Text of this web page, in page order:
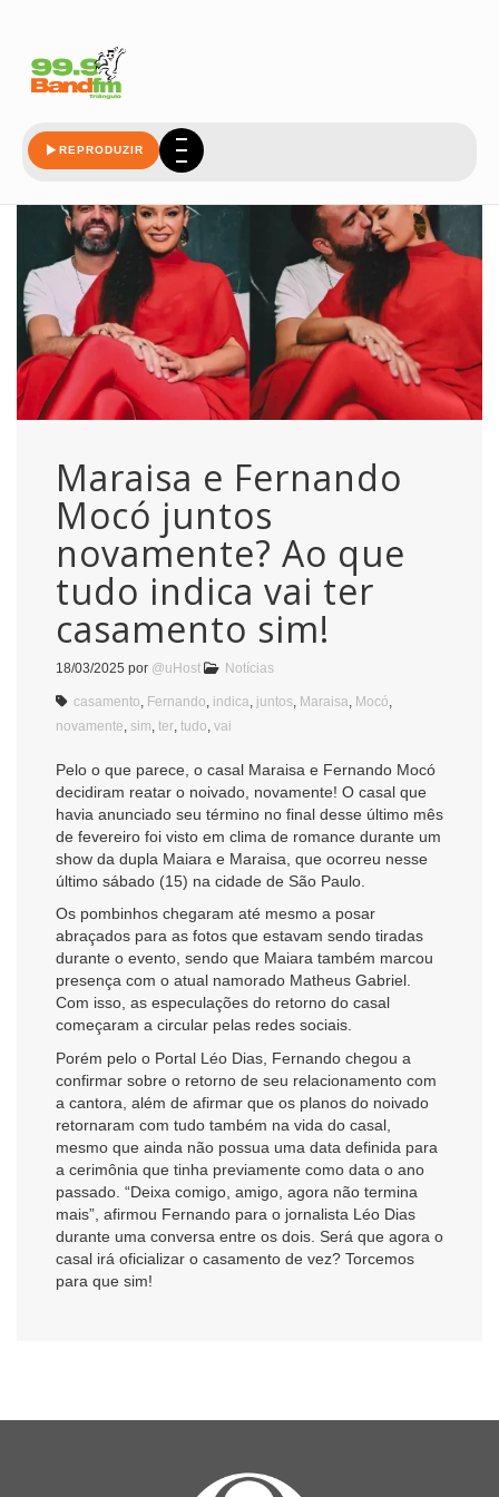
REPRODUZIR
Maraisa e Fernando
Mocó juntos
novamente? Ao que
tudo indica vai ter
casamento sim!
18/03/2025 por @uHost Notícias
casamento Fernando indica juntos Maraisa Mocó
novamente sim ter tudo vai
Pelo o que parece, o casal Maraisa e Fernando Mocó
decidiram reatar o noivado, novamente! O casal que
havia anunciado seu término no final desse último mês
de fevereiro foi visto em clima de romance durante um
show da dupla Maiara e Maraisa, que ocorreu nesse
último sábado (15) na cidade de São Paulo.
Os pombinhos chegaram até mesmo a posar
abraçados para as fotos que estavam sendo tiradas
durante o evento, sendo que Maiara também marcou
presença com o atual namorado Matheus Gabriel.
Com isso, as especulações do retorno do casal
começaram a circular pelas redes sociais.
Porém pelo o Portal Léo Dias, Fernando chegou a
confirmar sobre o retorno de seu relacionamento com
a cantora, além de afirmar que os planos do noivado
retornaram com tudo também na vida do casal,
mesmo que ainda não possua uma data definida para
a cerimônia que tinha previamente como data o ano
passado. “Deixa comigo, amigo, agora não termina
mais”, afirmou Fernando para o jornalista Léo Dias
durante uma conversa entre os dois. Será que agora o
casal irá oficializar o casamento de vez? Torcemos
para que sim!